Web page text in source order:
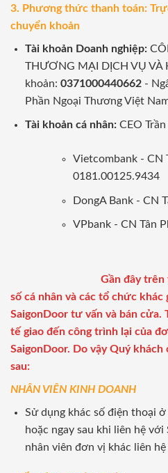
3. Phương thức thanh toán:
chuyển khoản
Tài khoản Doanh nghiệp:
THƯƠNG MẠI DỊCH VỤ VÀ
khoản: 0371000440662-
Phần Ngoại Thương Việt
Tài khoản cá nhân: CEO
Vietcombank - CN
0181.00125.9434
DongA Bank - CN
VPbank - CN Tân
Gần đây
số cá nhân và các tổ chức khác
SaigonDoor tư vấn và bán cửa.
tế giao đến công trình lại của
SaigonDoor. Do vậy Quý khách
sau:
NHÂN VIÊN KINH DOANH
Sử dụng khác số điện thoại
hoặc ngay sau khi liên hệ
nhân viên đơn vị khác liên